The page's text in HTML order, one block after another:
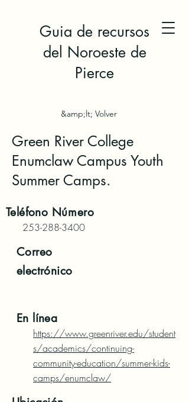
Guia de recursos
del Noroeste de
Pierce
&amp;lt; Volver
Green River College
Enumclaw Campus Youth
Summer Camps.
Teléfono Número
253-288-3400
Correo
electrónico
En línea
https://www.greenriver.edu/student
s/academics/continuing-
community-education/summer-kids-
camps/enumclaw/